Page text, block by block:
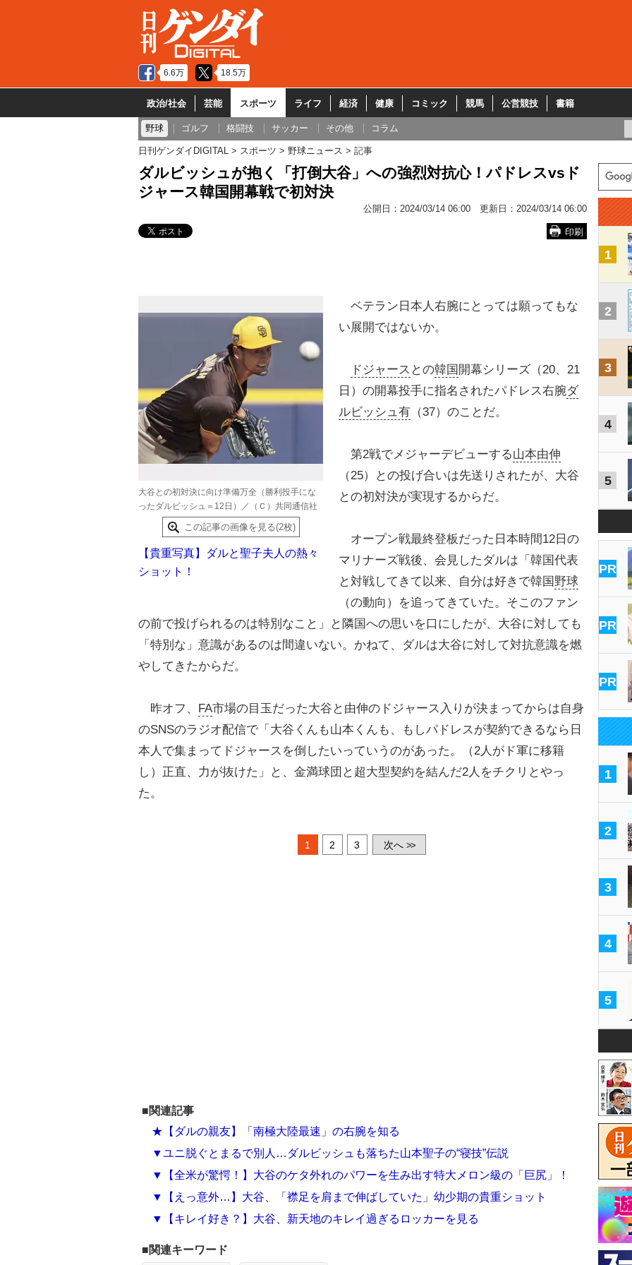
6.6万 18.5万
政治/社会 芸能 スポーツ ライフ 経済 健康 コミック 競馬 公営競技 書籍
野球 ゴルフ 格闘技 サッカー その他 コラム
日刊ゲンダイDIGITAL スポーツ 野球ニュース 記事
ダルビッシュが抱く「打倒大谷」への強烈対抗心！パドレスvsド
ジャース韓国開幕戦で初対決
公開日： 2024/03/14 06:00 更新日： 2024/03/14 06:00
印刷
大谷との初対決に向け準備万全（勝利投手にな
ったダルビッシュ＝12日）／（Ｃ）共同通信社
この記事の画像を見る(2枚)
【貴重写真】ダルと聖子夫人の熱々
ショット！
ベテラン日本人右腕にとっては願ってもな
い展開ではないか。
ドジャース との韓国 開幕シリーズ（20、21
日）の開幕投手に指名されたパドレス右腕ダ
ルビッシュ有 （37）のことだ。
第2戦でメジャーデビューする山本由伸
（25）との投げ合いは先送りされたが、大谷
との初対決が実現するからだ。
オープン戦最終登板だった日本時間12日の
マリナーズ戦後、会見したダルは「韓国代表
と対戦してきて以来、自分は好きで韓国 野球
（の動向）を追ってきていた。そこのファン
の前で投げられるのは特別なこと」と隣国への思いを口にしたが、大谷に対しても
「特別な」意識があるのは間違いない。かねて、ダルは大谷に対して対抗意識を燃
やしてきたからだ。
昨オフ、 FA市場の目玉だった大谷と由伸のドジャース入りが決まってからは自身
のSNSのラジオ配信で「大谷くんも山本くんも、もしパドレスが契約できるなら日
本人で集まってドジャースを倒したいっていうのがあった。（2人がド軍に移籍
し）正直、力が抜けた」と、金満球団と超大型契約を結んだ2人をチクリとやっ
た。
1 2 3 次へ >>
■関連記事
★【ダルの親友】「南極大陸最速」の右腕を知る
▼ユニ脱ぐとまるで別人…ダルビッシュも落ちた山本聖子の“寝技”伝説
▼【全米が驚愕！】大谷のケタ外れのパワーを生み出す特大メロン級の「巨尻」！
▼【えっ意外…】大谷、「襟足を肩まで伸ばしていた」幼少期の貴重ショット
▼【キレイ好き？】大谷、新天地のキレイ過ぎるロッカーを見る
■関連キーワード
1
2
3
4
5
PR
PR
PR
1
2
3
4
5